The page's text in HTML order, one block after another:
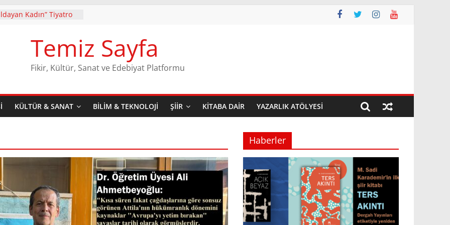
Kadın” Tiyatro
ilk şiir kitabı
2. Baskısı Dergâh
raflarda yerini
Yıldırım
Çıkaran Teatral Bir
Biter Mi
Temiz Sayfa
Fikir, Kültür, Sanat ve Edebiyat Platformu
KÜLTÜR & SANAT BILIM & TEKNOLOJI ŞIIR KITABA DAIR YAZARLIK ATÖLYESI
Haberler